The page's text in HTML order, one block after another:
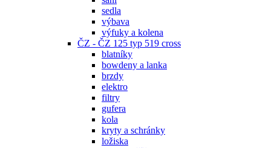
sedla
výbava
výfuky a kolena
ČZ - ČZ 125 typ 519 cross
blatníky
bowdeny a lanka
brzdy
elektro
filtry
gufera
kola
kryty a schránky
ložiska